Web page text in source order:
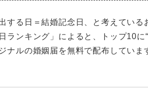
する日＝結婚記念日、と考えてい
ランキング」によると、トップ10
ナルの婚姻届を無料で配布してい